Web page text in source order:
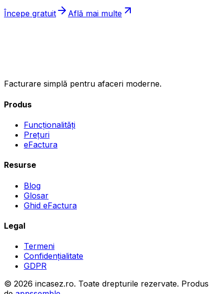
Începe gratuit Află mai multe
Facturare simplă pentru afaceri moderne.
Produs
Funcționalități
Prețuri
eFactura
Resurse
Blog
Glosar
Ghid eFactura
Legal
Termeni
Confidențialitate
GDPR
© 2026 incasez.ro. Toate drepturile rezervate. Produs